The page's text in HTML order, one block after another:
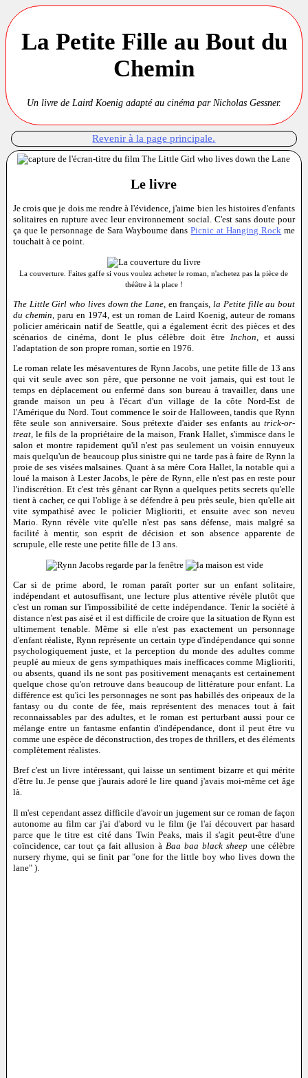
La Petite Fille au Bout du
Chemin
Un livre de Laird Koenig adapté au cinéma par Nicholas Gessner.
Revenir à la page principale.
Le livre
Je crois que je dois me rendre à l'évidence, j'aime bien les histoires d'enfants
solitaires en rupture avec leur environnement social. C'est sans doute pour
ça que le personnage de Sara Waybourne dansPicnic at Hanging Rock me
touchait à ce point.
La couverture. Faites gaffe si vous voulez acheter le roman, n'achetez pas la pièce de
théâtre à la place !
The Little Girl who lives down the Lane , en français, la Petite fille au bout
du chemin , paru en 1974, est un roman de Laird Koenig, auteur de romans
policier américain natif de Seattle, qui a également écrit des pièces et des
scénarios de cinéma, dont le plus célèbre doit être Inchon , et aussi
l'adaptation de son propre roman, sortie en 1976.
Le roman relate les mésaventures de Rynn Jacobs, une petite fille de 13 ans
qui vit seule avec son père, que personne ne voit jamais, qui est tout le
temps en déplacement ou enfermé dans son bureau à travailler, dans une
grande maison un peu à l'écart d'un village de la côte Nord-Est de
l'Amérique du Nord. Tout commence le soir de Halloween, tandis que Rynn
fête seule son anniversaire. Sous prétexte d'aider ses enfants autrick-or-
treat, le fils de la propriétaire de la maison, Frank Hallet, s'immisce dans le
salon et montre rapidement qu'il n'est pas seulement un voisin ennuyeux
mais quelqu'un de beaucoup plus sinistre qui ne tarde pas à faire de Rynn la
proie de ses visées malsaines. Quant à sa mère Cora Hallet, la notable qui a
loué la maison à Lester Jacobs, le père de Rynn, elle n'est pas en reste pour
l'indiscrétion. Et c'est très gênant car Rynn a quelques petits secrets qu'elle
tient à cacher, ce qui l'oblige à se défendre à peu près seule, bien qu'elle ait
vite sympathisé avec le policier Miglioriti, et ensuite avec son neveu
Mario. Rynn révèle vite qu'elle n'est pas sans défense, mais malgré sa
facilité à mentir, son esprit de décision et son absence apparente de
scrupule, elle reste une petite fille de 13 ans.
Car si de prime abord, le roman paraît porter sur un enfant solitaire,
indépendant et autosuffisant, une lecture plus attentive révèle plutôt que
c'est un roman sur l'impossibilité de cette indépendance. Tenir la société à
distance n'est pas aisé et il est difficile de croire que la situation de Rynn est
ultimement tenable. Même si elle n'est pas exactement un personnage
d'enfant réaliste, Rynn représente un certain type d'indépendance qui sonne
psychologiquement juste, et la perception du monde des adultes comme
peuplé au mieux de gens sympathiques mais inefficaces comme Miglioriti,
ou absents, quand ils ne sont pas positivement menaçants est certainement
quelque chose qu'on retrouve dans beaucoup de littérature pour enfant. La
différence est qu'ici les personnages ne sont pas habillés des oripeaux de la
fantasy ou du conte de fée, mais représentent des menaces tout à fait
reconnaissables par des adultes, et le roman est perturbant aussi pour ce
mélange entre un fantasme enfantin d'indépendance, dont il peut être vu
comme une espèce de déconstruction, des tropes de thrillers, et des éléments
complètement réalistes.
Bref c'est un livre intéressant, qui laisse un sentiment bizarre et qui mérite
d'être lu. Je pense que j'aurais adoré le lire quand j'avais moi-même cet âge
là.
Il m'est cependant assez difficile d'avoir un jugement sur ce roman de façon
autonome au film car j'ai d'abord vu le film (je l'ai découvert par hasard
parce que le titre est cité dans Twin Peaks, mais il s'agit peut-être d'une
coïncidence, car tout ça fait allusion à Baa baa black sheep une célèbre
nursery rhyme, qui se finit par "one for the little boy who lives down the
lane" ).